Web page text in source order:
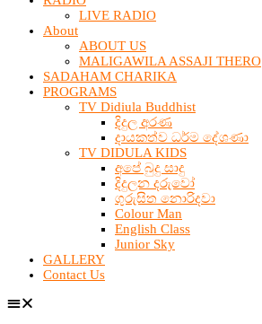
LIVE RADIO
About
ABOUT US
MALIGAWILA ASSAJI THERO
SADAHAM CHARIKA
PROGRAMS
TV Didiula Buddhist
දිදුල අරණ
දායකත්ව ධර්ම දේශණා
TV DIDULA KIDS
අපේ බුදු සාදු
දිදුලන දරුවෝ
ගුරුසිත නොරිදවා
Colour Man
English Class
Junior Sky
GALLERY
Contact Us